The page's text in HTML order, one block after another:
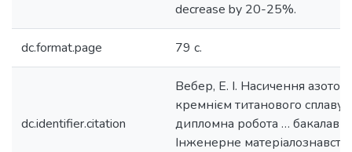
decrease by 20-25%.
dc.format.page 79 c.
dc.identifier.citation
Вебер, Е. І. Насичення азотом
кремнієм титанового сплаву
дипломна робота …
Інженерне